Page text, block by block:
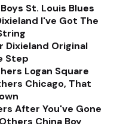
St. Louis Blues
I've Got The
Dixieland Original
Step
Logan Square
Chicago, That
After You've Gone
China Boy